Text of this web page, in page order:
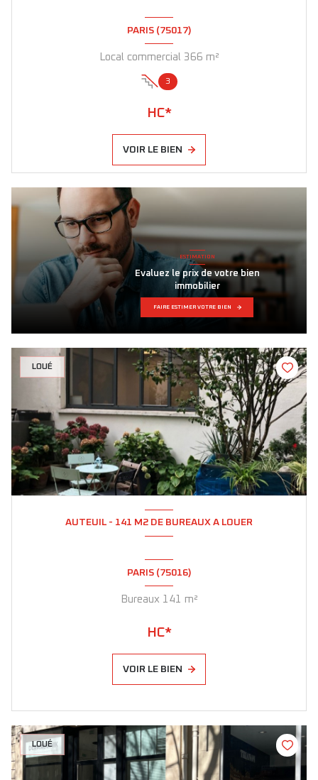
Nos biens directement
dans votre boite mail !
CRÉER UNE ALERTE PERSONNALISÉE
PARIS (75017)
Local commercial 366 m²
3
HC*
VOIR LE BIEN
LOUÉ
AUTEUIL - 141 M2 DE BUREAUX A LOUER
PARIS (75016)
Bureaux 141 m²
HC*
VOIR LE BIEN
LOUÉ